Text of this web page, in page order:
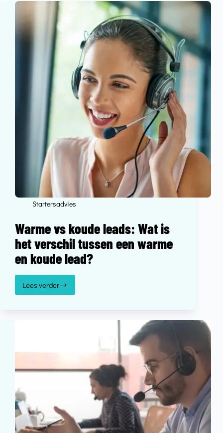
Startersadvies
Warme vs koude leads: Wat is
het verschil tussen een warme
en koude lead?
Lees verder